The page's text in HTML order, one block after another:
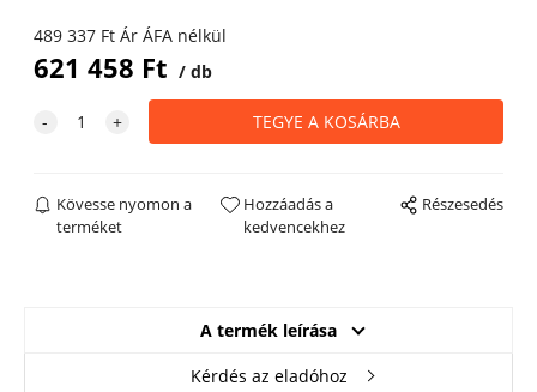
489 337Ft Ár ÁFA nélkül
621 458 Ft db
Kövesse nyomon a
terméket
Hozzáadás a
kedvencekhez
Részesedés
A termék leírása
Kérdés az eladóhoz